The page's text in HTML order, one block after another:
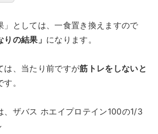
」としては、一食置き換えますので
りの結果」 になります。
は、当たり前ですが筋トレをしないと
す。
、ザバス ホエイプロテイン100の1/3